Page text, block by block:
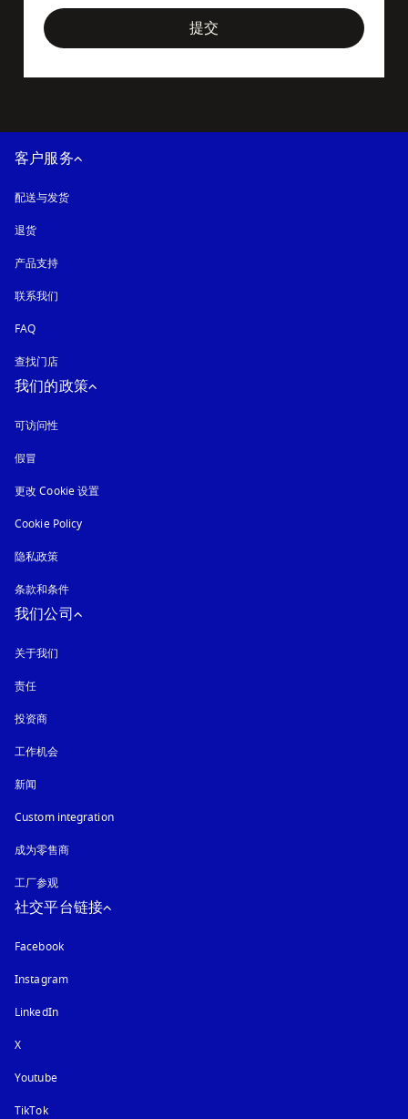
提交
客户服务
配送与发货
退货
产品支持
联系我们
FAQ
查找门店
我们的政策
可访问性
假冒
更改 Cookie 设置
Cookie Policy
隐私政策
条款和条件
我们公司
关于我们
责任
投资商
工作机会
新闻
Custom integration
成为零售商
工厂参观
社交平台链接
Facebook
Instagram在新选项卡中打开
LinkedIn
X
Youtube在新选项卡中打开
TikTok